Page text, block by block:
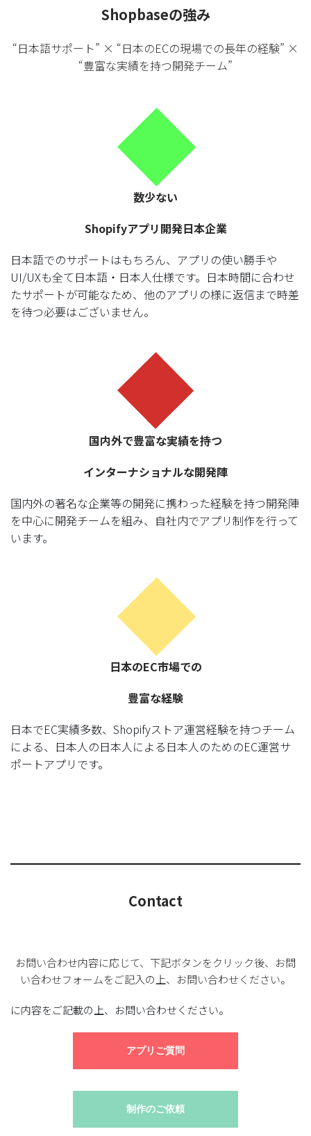
Shopbaseの強み
“日本語サポート” × “日本のECの現場での長年の経験” ×
“豊富な実績を持つ開発チーム”
数少ない
Shopifyアプリ開発日本企業
日本語でのサポートはもちろん、アプリの使い勝手や
UI/UXも全て日本語・日本人仕様です。日本時間に合わせ
たサポートが可能なため、他のアプリの様に返信まで時差
を待つ必要はございません。
国内外で豊富な実績を持つ
インターナショナルな開発陣
国内外の著名な企業等の開発に携わった経験を持つ開発陣
を中心に開発チームを組み、自社内でアプリ制作を行って
います。
日本のEC市場での
豊富な経験
日本でEC実績多数、Shopifyストア運営経験を持つチーム
による、日本人の日本人による日本人のためのEC運営サ
ポートアプリです。
Contact
お問い合わせ内容に応じて、下記ボタンをクリック後、お問
い合わせフォームをご記入の上、お問い合わせください。
に内容をご記載の上、お問い合わせください。
アプリご質問
制作のご依頼